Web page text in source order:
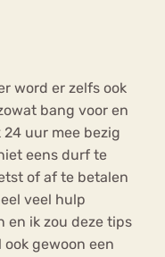
word er zelfs ook
bang voor en
uur mee bezig
eens durf te
of af te betalen
veel hulp
en ik zou deze tips
gewoon een